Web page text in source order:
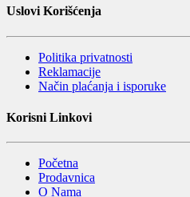
Uslovi Korišćenja
Politika privatnosti
Reklamacije
Način plaćanja i isporuke
Korisni Linkovi
Početna
Prodavnica
O Nama